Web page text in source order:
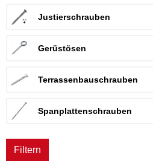
Justierschrauben
Gerüstösen
Terrassenbauschrauben
Spanplattenschrauben
Filtern